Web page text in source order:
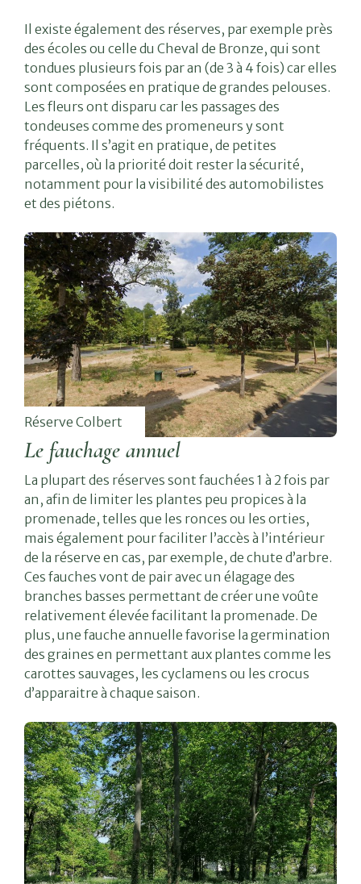
Il existe également des réserves, par exemple près
des écoles ou celle du Cheval de Bronze, qui sont
tondues plusieurs fois par an (de 3 à 4 fois) car elles
sont composées en pratique de grandes pelouses.
Les fleurs ont disparu car les passages des
tondeuses comme des promeneurs y sont
fréquents. Il s’agit en pratique, de petites
parcelles, où la priorité doit rester la sécurité,
notamment pour la visibilité des automobilistes
et des piétons.
Réserve Colbert
Le fauchage annuel
La plupart des réserves sont fauchées 1 à 2 fois par
an, afin de limiter les plantes peu propices à la
promenade, telles que les ronces ou les orties,
mais également pour faciliter l’accès à l’intérieur
de la réserve en cas, par exemple, de chute d’arbre.
Ces fauches vont de pair avec un élagage des
branches basses permettant de créer une voûte
relativement élevée facilitant la promenade. De
plus, une fauche annuelle favorise la germination
des graines en permettant aux plantes comme les
carottes sauvages, les cyclamens ou les crocus
d’apparaitre à chaque saison.